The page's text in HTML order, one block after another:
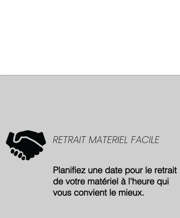
RETRAIT MATERIEL FACILE
Planifiez une date pour le retrait
de votre matériel à l'heure qui
vous convient le mieux.